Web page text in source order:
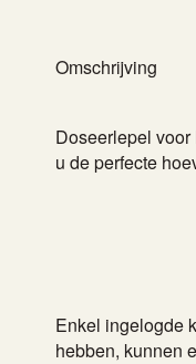
Omschrijving
Doseerlepel
u de perfecte
Enkel ingelogde
hebben, kunnen